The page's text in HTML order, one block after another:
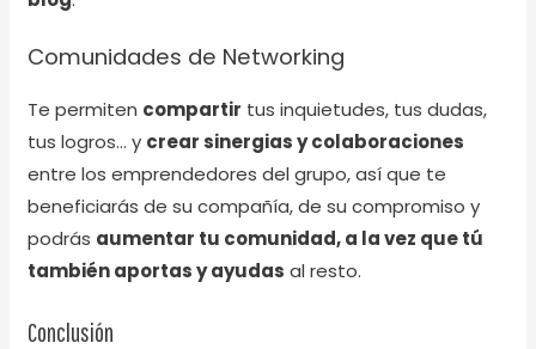
Comunidades de Networking
Te permiten compartir tus inquietudes, tus dudas,
tus logros… y crear sinergias y colaboraciones
entre los emprendedores del grupo, así que te
beneficiarás de su compañía, de su compromiso y
podrás aumentar tu comunidad, a la vez que tú
también aportas y ayudas al resto.
Conclusión